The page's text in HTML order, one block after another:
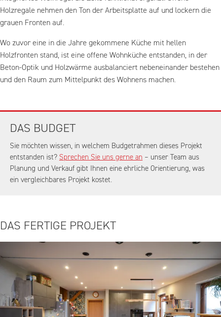
Holzregale nehmen den Ton der Arbeitsplatte auf und lockern die
grauen Fronten auf.
Wo zuvor eine in die Jahre gekommene Küche mit hellen
Holzfronten stand, ist eine offene Wohnküche entstanden, in der
Beton-Optik und Holzwärme ausbalanciert nebeneinander bestehen
und den Raum zum Mittelpunkt des Wohnens machen.
DAS BUDGET
Sie möchten wissen, in welchem Budgetrahmen dieses Projekt
entstanden ist? Sprechen Sie uns gerne an – unser Team aus
Planung und Verkauf gibt Ihnen eine ehrliche Orientierung, was
ein vergleichbares Projekt kostet.
DAS FERTIGE PROJEKT